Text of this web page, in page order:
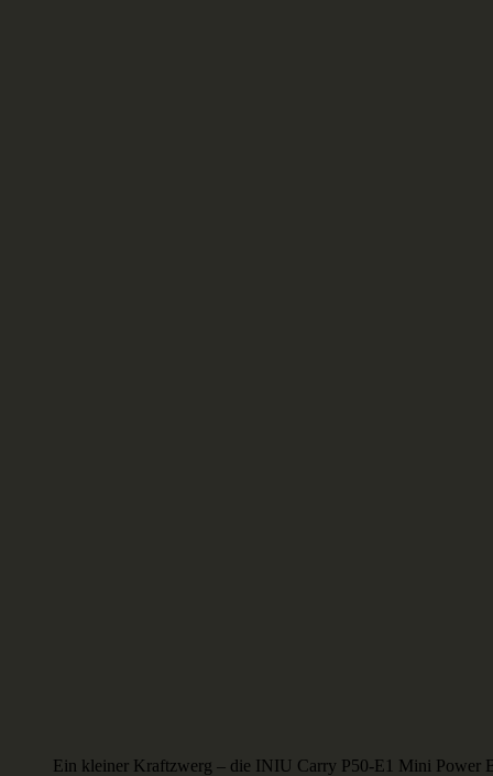
Ein kleiner Kraftzwerg – die INIU Carry P50-E1 Mini Power